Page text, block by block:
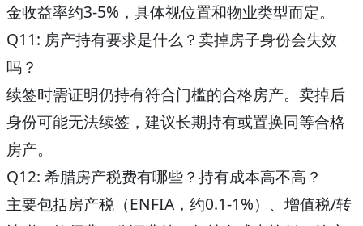
金收益率约3-5%，具体视位置和物业类型而定。
Q11: 房产持有要求是什么？卖掉房子身份会失效
吗？
续签时需证明仍持有符合门槛的合格房产。卖掉后
身份可能无法续签，建议长期持有或置换同等合格
房产。
Q12: 希腊房产税费有哪些？持有成本高不高？
主要包括房产税（ENFIA，约0.1-1%）、增值税/转